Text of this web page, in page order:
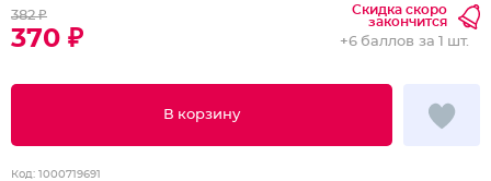
382 ₽
370 ₽
Скидка скоро
закончится
В корзину
+6 баллов за 1 шт.
Код: 1000719691